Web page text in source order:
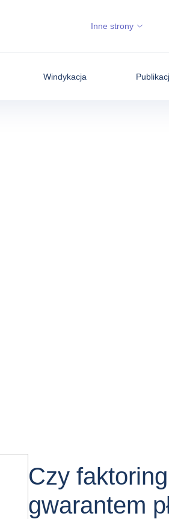
Windykacja
Inne strony
Czy
gwarantem